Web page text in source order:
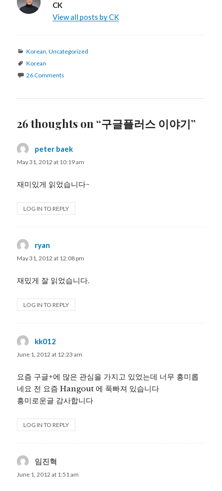
CK
View all posts by CK
Categories
Korean ,Uncategorized
Tags
Korean
26 Comments
26 thoughts on “구글플러스 이야기”
peter baek
May 31, 2012 at 10:19 am
재미있게 읽었습니다~
LOG IN TO REPLY
ryan
May 31, 2012 at 12:08 pm
재밌게 잘 읽었습니다.
LOG IN TO REPLY
kk012
June 1, 2012 at 12:23 am
요즘 구글+에 많은 관심을 가지고 있었는데 너무 흥미롭
네요 전 요즘 Hangout 에 푹빠져 있습니다
흥미로운글 감사합니다
LOG IN TO REPLY
임진혁
June 1, 2012 at 1:51 am